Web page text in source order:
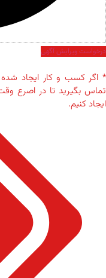
درخواست ویرایش آگهی
* اگر کسب و کار ایجاد
تماس بگیرید تا در اصرع
ایجاد کنیم.